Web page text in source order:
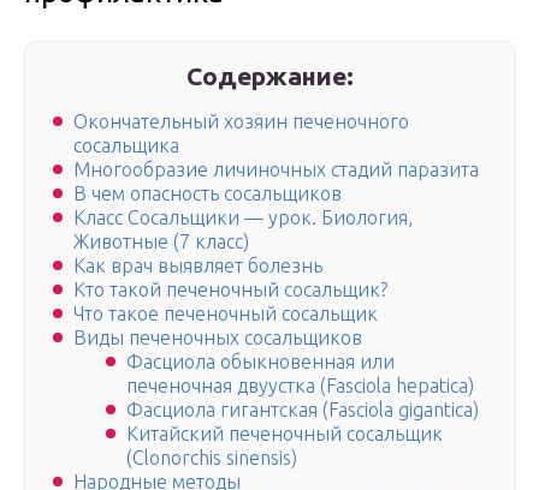
Содержание:
Окончательный хозяин печеночного
сосальщика
Многообразие личиночных стадий паразита
В чем опасность сосальщиков
Класс Сосальщики — урок. Биология,
Животные (7 класс)
Как врач выявляет болезнь
Кто такой печеночный сосальщик?
Что такое печеночный сосальщик
Виды печеночных сосальщиков
Фасциола обыкновенная или
печеночная двуустка (Fasciola hepatica)
Фасциола гигантская (Fasciola gigantica)
Китайский печеночный сосальщик
(Clonorchis sinensis)
Народные методы